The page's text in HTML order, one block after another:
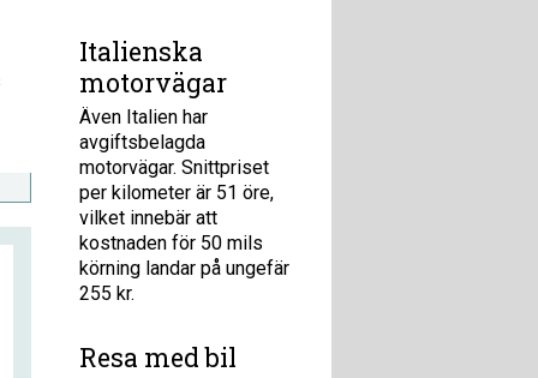
Italienska
motorvägar
Även Italien har
avgiftsbelagda
motorvägar. Snittpriset
per kilometer är 51 öre,
vilket innebär att
kostnaden för 50 mils
körning landar på ungefär
255 kr.
Resa med bil